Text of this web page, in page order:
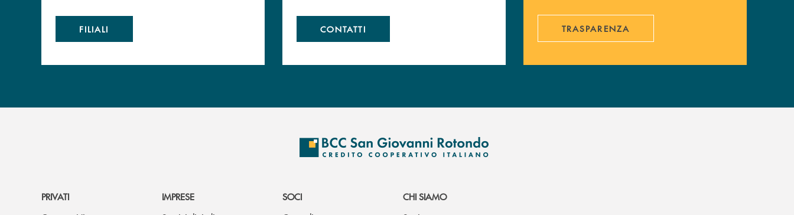
FILIALI CONTATTI TRASPARENZA
PRIVATI
IMPRESE
SOCI
CHI SIAMO